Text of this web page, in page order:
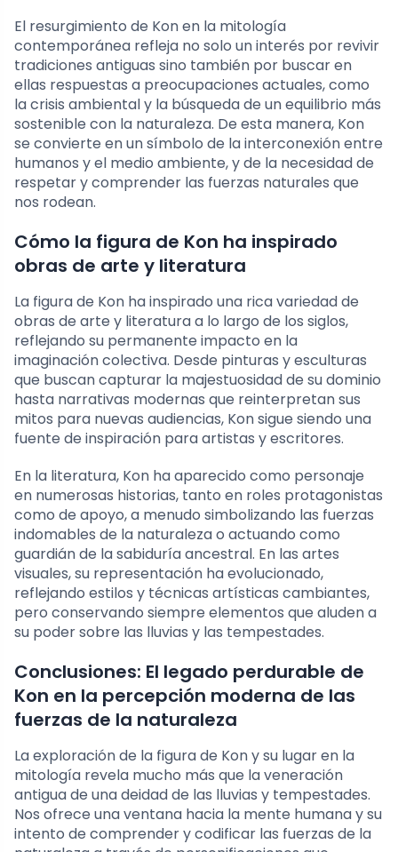
El resurgimiento de Kon en la mitología
contemporánea refleja no solo un interés por revivir
tradiciones antiguas sino también por buscar en
ellas respuestas a preocupaciones actuales, como
la crisis ambiental y la búsqueda de un equilibrio más
sostenible con la naturaleza. De esta manera, Kon
se convierte en un símbolo de la interconexión entre
humanos y el medio ambiente, y de la necesidad de
respetar y comprender las fuerzas naturales que
nos rodean.
Cómo la figura de Kon ha inspirado
obras de arte y literatura
La figura de Kon ha inspirado una rica variedad de
obras de arte y literatura a lo largo de los siglos,
reflejando su permanente impacto en la
imaginación colectiva. Desde pinturas y esculturas
que buscan capturar la majestuosidad de su dominio
hasta narrativas modernas que reinterpretan sus
mitos para nuevas audiencias, Kon sigue siendo una
fuente de inspiración para artistas y escritores.
En la literatura, Kon ha aparecido como personaje
en numerosas historias, tanto en roles protagonistas
como de apoyo, a menudo simbolizando las fuerzas
indomables de la naturaleza o actuando como
guardián de la sabiduría ancestral. En las artes
visuales, su representación ha evolucionado,
reflejando estilos y técnicas artísticas cambiantes,
pero conservando siempre elementos que aluden a
su poder sobre las lluvias y las tempestades.
Conclusiones: El legado perdurable de
Kon en la percepción moderna de las
fuerzas de la naturaleza
La exploración de la figura de Kon y su lugar en la
mitología revela mucho más que la veneración
antigua de una deidad de las lluvias y tempestades.
Nos ofrece una ventana hacia la mente humana y su
intento de comprender y codificar las fuerzas de la